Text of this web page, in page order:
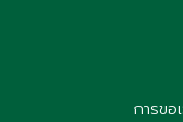
การขอ